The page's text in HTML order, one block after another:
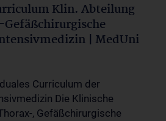
Klin. Abteilung
| MedUni
Curriculum der
Die Klinische
, Gefäßchirurgische